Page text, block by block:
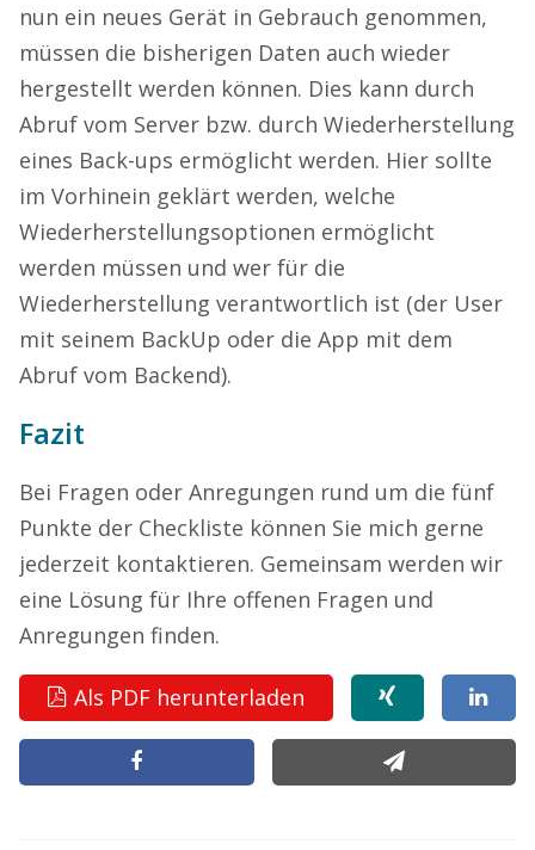
nun ein neues Gerät in Gebrauch genommen,
müssen die bisherigen Daten auch wieder
hergestellt werden können. Dies kann durch
Abruf vom Server bzw. durch Wiederherstellung
eines Back-ups ermöglicht werden. Hier sollte
im Vorhinein geklärt werden, welche
Wiederherstellungsoptionen ermöglicht
werden müssen und wer für die
Wiederherstellung verantwortlich ist (der User
mit seinem BackUp oder die App mit dem
Abruf vom Backend).
Fazit
Bei Fragen oder Anregungen rund um die fünf
Punkte der Checkliste können Sie mich gerne
jederzeit kontaktieren. Gemeinsam werden wir
eine Lösung für Ihre offenen Fragen und
Anregungen finden.
Als PDF herunterladen